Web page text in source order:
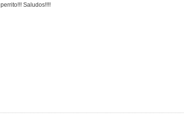
perrito!!! Saludos!!!!